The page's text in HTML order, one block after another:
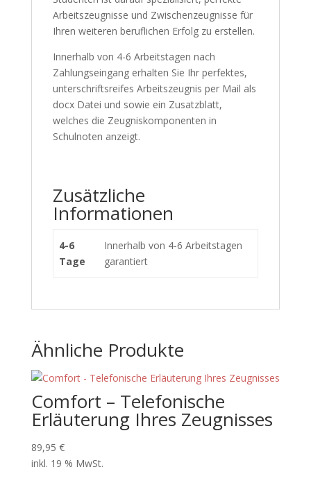
Arbeitszeugnisse und Zwischenzeugnisse für
Ihren weiteren beruflichen Erfolg zu erstellen.
Innerhalb von 4-6 Arbeitstagen nach
Zahlungseingang erhalten Sie Ihr perfektes,
unterschriftsreifes Arbeitszeugnis per Mail als
docx Datei und sowie ein Zusatzblatt,
welches die Zeugniskomponenten in
Schulnoten anzeigt.
Zusätzliche
Informationen
4-6
Tage
Innerhalb von 4-6 Arbeitstagen
garantiert
Ähnliche Produkte
Comfort – Telefonische
Erläuterung Ihres Zeugnisses
89,95 €
inkl. 19 % MwSt.